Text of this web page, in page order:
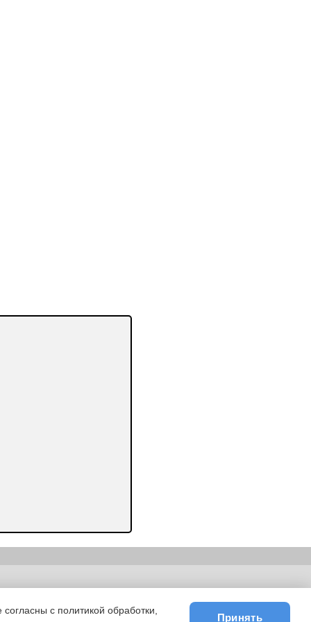
|E-mail
с политикой обработки,
Принять